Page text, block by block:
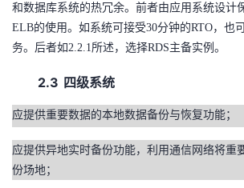
和数据库系统的热冗余。前者由应用系统设计
ELB的使用。如系统可接受30分钟的RTO，也
务。后者如2.2.1所述，选择RDS主备实例。
2.3 四级系统
应提供重要数据的本地数据备份与恢复功能；
应提供异地实时备份功能，利用通信网络将重
份场地；